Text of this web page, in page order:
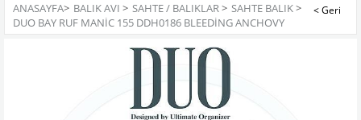
ANASAYFA> BALIK AVI > SAHTE / BALIKLAR> SAHTE BALIK>
DUO BAY RUF MANIC 155 DDH0186 BLEEDING ANCHOVY